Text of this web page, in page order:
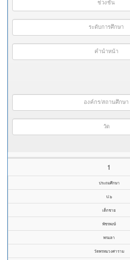
ช่วงชั้น
ระดับการศึกษา
คำนำหน้า
องค์กร/สถานศึกษา
วัด
1
ประถมศึกษา
ป.๖
เด็กชาย
พัชรพงษ์
พรมลา
วัดพรหมวงศาราม